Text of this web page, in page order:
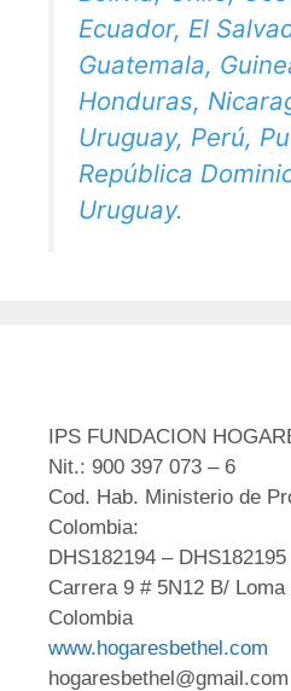
Ecuador, El
Guatemala,
Honduras,
Uruguay, Perú,
República
Uruguay.
IPS FUNDACION
Nit.: 900 397 073 – 6
Cod. Hab. Ministerio de
Colombia:
DHS182194 – DHS182195
Carrera 9 # 5N12 B/
Colombia
www.hogaresbethel.com
hogaresbethel@gmail.com